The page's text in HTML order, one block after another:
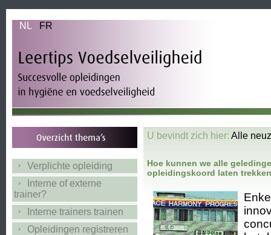
NL FR
Verplichte opleiding
Interne of externe
trainer?
Interne trainers trainen
Opleidingen registreren
U bevindt zich hier: Alle
Hoe kunnen we alle
opleidingskoord laten